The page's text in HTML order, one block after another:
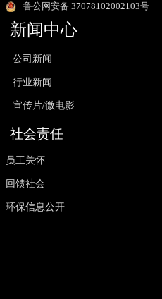
鲁公网安备 37078102002103号
新闻中心
公司新闻
行业新闻
宣传片/微电影
社会责任
员工关怀
回馈社会
环保信息公开